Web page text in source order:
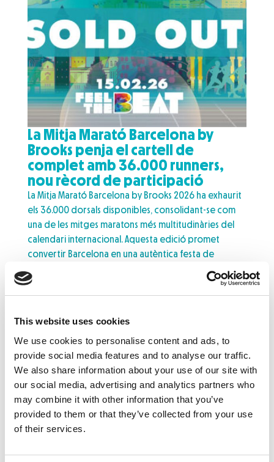
This website uses cookies
We use cookies to personalise content and ads, to
provide social media features and to analyse our traffic.
We also share information about your use of our site with
our social media, advertising and analytics partners who
may combine it with other information that you’ve
provided to them or that they’ve collected from your use
of their services.
La Mitja Marató Barcelona by
Brooks penja el cartell de
complet amb 36.000 runners,
nou rècord de participació
La Mitja Marató Barcelona by Brooks 2026 ha exhaurit
els 36.000 dorsals disponibles, consolidant-se com
una de les mitges maratons més multitudinàries del
calendari internacional. Aquesta edició promet
convertir Barcelona en una autèntica festa de
l’esport, amb carrers plens, música, animació i
participants vinguts d’arreu del món….